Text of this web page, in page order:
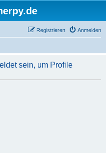
Anmelden
Registrieren
sein, um Profile